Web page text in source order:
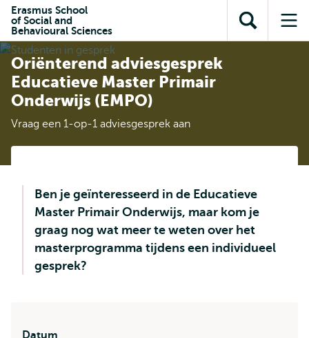
inhoud
Direct naar
subnavigatie
Erasmus School
of Social and
Behavioural Sciences
Toon
zoekveld
Oriënterend adviesgesprek
Educatieve Master Primair
Onderwijs (EMPO)
Vraag een 1-op-1 adviesgesprek aan
Ben je geïnteresseerd in de Educatieve
Master Primair Onderwijs, maar kom je
graag nog wat meer te weten over het
masterprogramma tijdens een individueel
gesprek?
Datum